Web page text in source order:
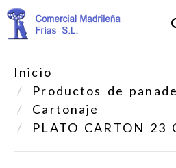
Inicio
Productos de
Cartonaje
PLATO CARTON 23